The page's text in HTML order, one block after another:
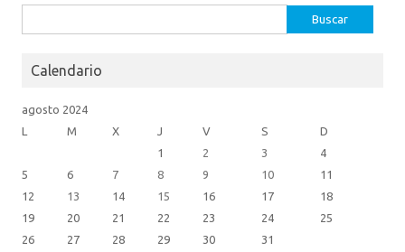
Calendario
agosto 2024
L
M X J V S D
1 2 3
4
5
6 7 8 9 10
11
12
13 14 15 16 17
18
19
20 21 22 23 24
25
26
27 28 29 30 31